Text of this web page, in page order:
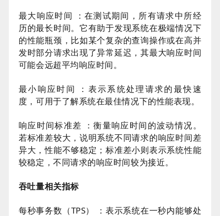
最大响应时间 ：在测试期间，所有请求中所经
历的最长时间。它有助于发现系统在极端情况下
的性能瓶颈，比如某个复杂的查询操作或在高并
发时部分请求出现了异常延迟，其最大响应时间
可能会远超平均响应时间。
最小响应时间 ：表示系统处理请求的最快速
度，可用于了解系统在最佳情况下的性能表现。
响应时间标准差 ：衡量响应时间的波动情况。
若标准差较大，说明系统不同请求的响应时间差
异大，性能不够稳定；标准差小则表示系统性能
较稳定，不同请求的响应时间较为接近。
吞吐量相关指标
每秒事务数（TPS） ：表示系统在一秒内能够处